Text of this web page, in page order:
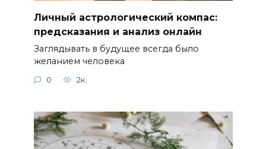
Личный астрологический компас:
предсказания и анализ онлайн
Заглядывать в будущее всегда было
желанием человека
0 2к.